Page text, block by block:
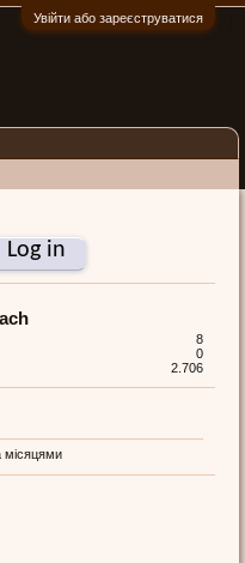
Увійти або зареєструватися
Log in
8
0
2.706
місяцями